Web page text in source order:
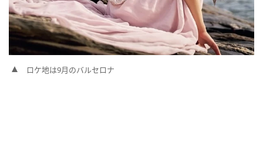
ロケ地は9月のバルセロナ